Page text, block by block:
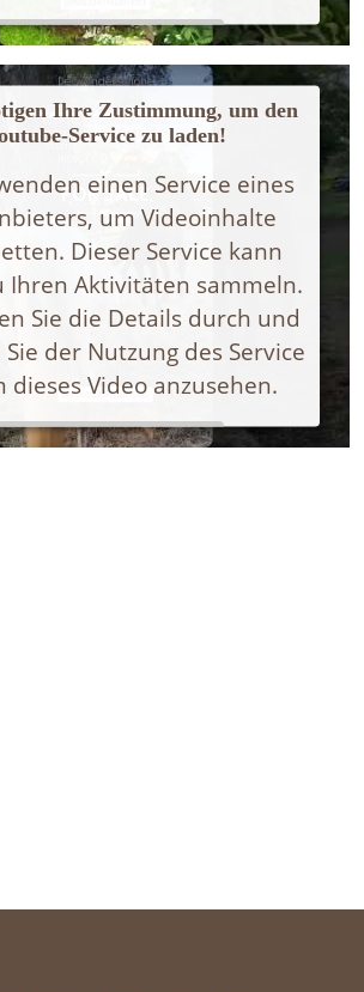
Mehr Informationen
Akzeptieren
Platform
Ihre Zustimmung, um den
Service zu laden!
einen Service eines
um Videoinhalte
Dieser Service kann
Ihren Aktivitäten sammeln.
Sie die Details durch und
der Nutzung des Service
dieses Video anzusehen.
Mehr Informationen